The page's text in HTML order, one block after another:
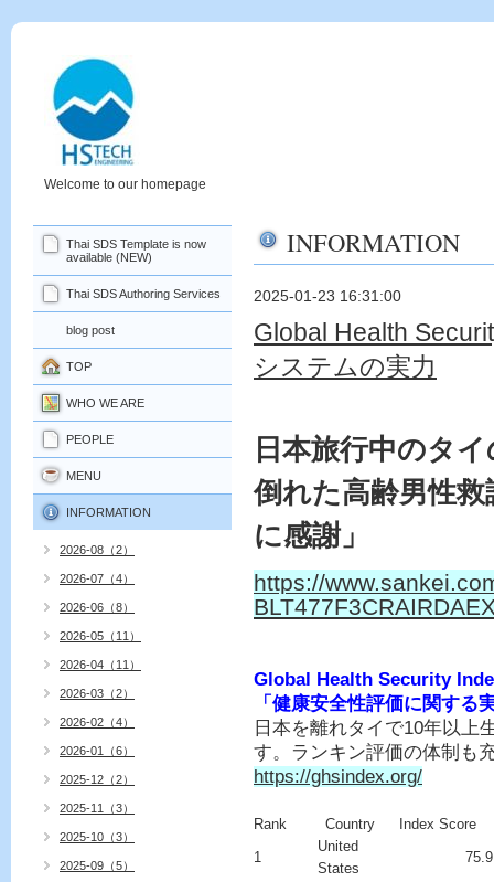
Welcome to our homepage
INFORMATION
2025-01-23 16:31:00
Global Health
システムの実力
日本旅行中のタ
倒れた高齢男性
に感謝」
https://
Global Health Security
「健康安全性評価に関する
日本を離れタイで10年以上
す。ランキン評価の体制も
https://ghsindex.org/
Rank Country
Index Score
1
United
States
Thai SDS Template is now
available (NEW)
Thai SDS Authoring Services
blog post
TOP
WHO WE ARE
PEOPLE
MENU
INFORMATION
2026-08（2）
2026-07（4）
2026-06（8）
2026-05（11）
2026-04（11）
2026-03（2）
2026-02（4）
2026-01（6）
2025-12（2）
2025-11（3）
2025-10（3）
2025-09（5）